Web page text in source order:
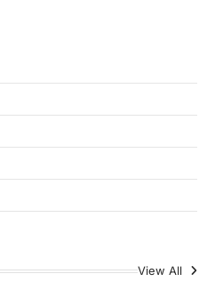
View All
5 माह की मासूम…
की दीदियों का कमाल, बकरी
में जिले के नगरी…